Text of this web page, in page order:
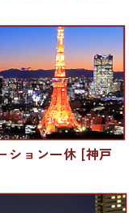
ション一休 [神戸